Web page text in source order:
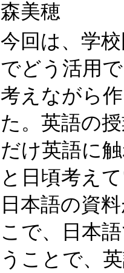
森美穂
今回は、学
でどう活用
考えながら
た。英語の
だけ英語に
と日頃考え
日本語の資
こで、日本
うことで、